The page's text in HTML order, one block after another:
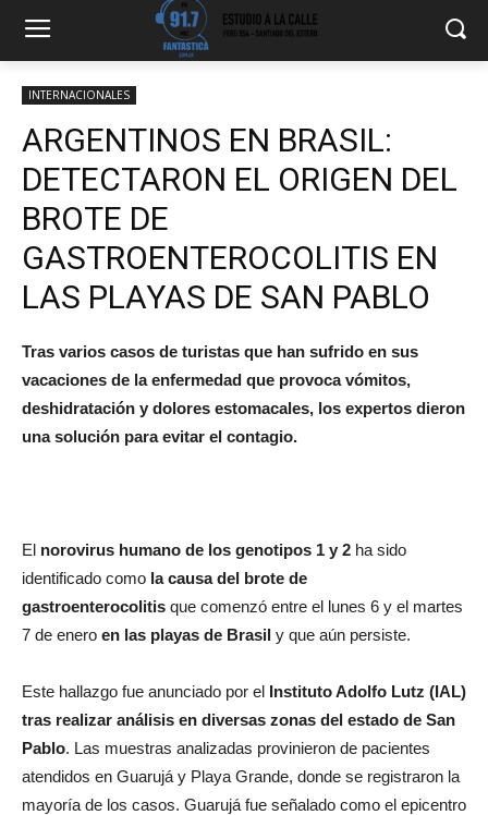
INTERNACIONALES
ARGENTINOS EN BRASIL:
DETECTARON EL ORIGEN DEL
BROTE DE
GASTROENTEROCOLITIS EN
LAS PLAYAS DE SAN PABLO
Tras varios casos de turistas que han sufrido en sus
vacaciones de la enfermedad que provoca vómitos,
deshidratación y dolores estomacales, los expertos dieron
una solución para evitar el contagio.
El norovirus humano de los genotipos 1 y 2 ha sido
identificado como la causa del brote de
gastroenterocolitis que comenzó entre el lunes 6 y el martes
7 de enero en las playas de Brasil y que aún persiste.
Este hallazgo fue anunciado por el Instituto Adolfo Lutz (IAL)
tras realizar análisis en diversas zonas del estado de San
Pablo. Las muestras analizadas provinieron de pacientes
atendidos en Guarujá y Playa Grande, donde se registraron la
mayoría de los casos. Guarujá fue señalado como el epicentro